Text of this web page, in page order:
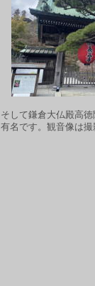
そして鎌倉大仏殿高
有名です。観音像は